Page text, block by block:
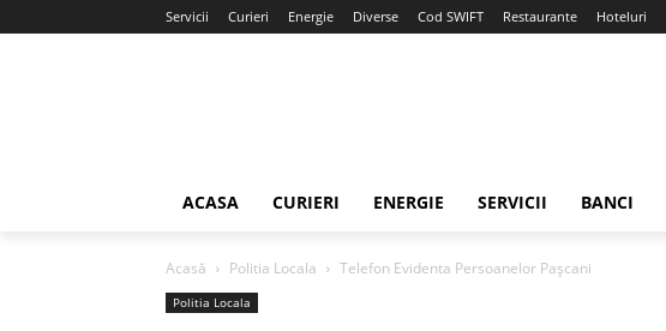
Servicii Curieri Energie Diverse Cod SWIFT Restaurante Hoteluri
ACASA CURIERI ENERGIE SERVICII BANCI
Acasă Politia Locala Telefon Evidenta Persoanelor Pașcani
Politia Locala